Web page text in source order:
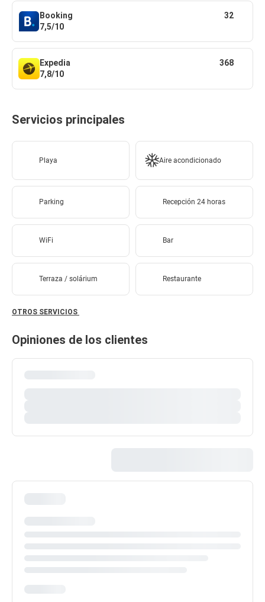
Booking
7,5/10
32
Expedia
7,8/10
368
Servicios principales
Playa Aire acondicionado
Parking Recepción 24 horas
WiFi Bar
Terraza / solárium Restaurante
OTROS SERVICIOS
Opiniones de los clientes